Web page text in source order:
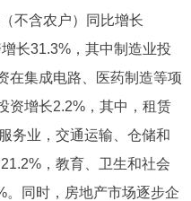
京 视频北京
日本語
РУССКИЙ ЯЗЫК
不含农户）同比增长
长31.3%，其中制造业投
在集成电路、医药制造等项
资增长2.2%，其中，租赁
务业，交通运输、仓储和
，教育、卫生和社会
。同时，房地产市场逐步企